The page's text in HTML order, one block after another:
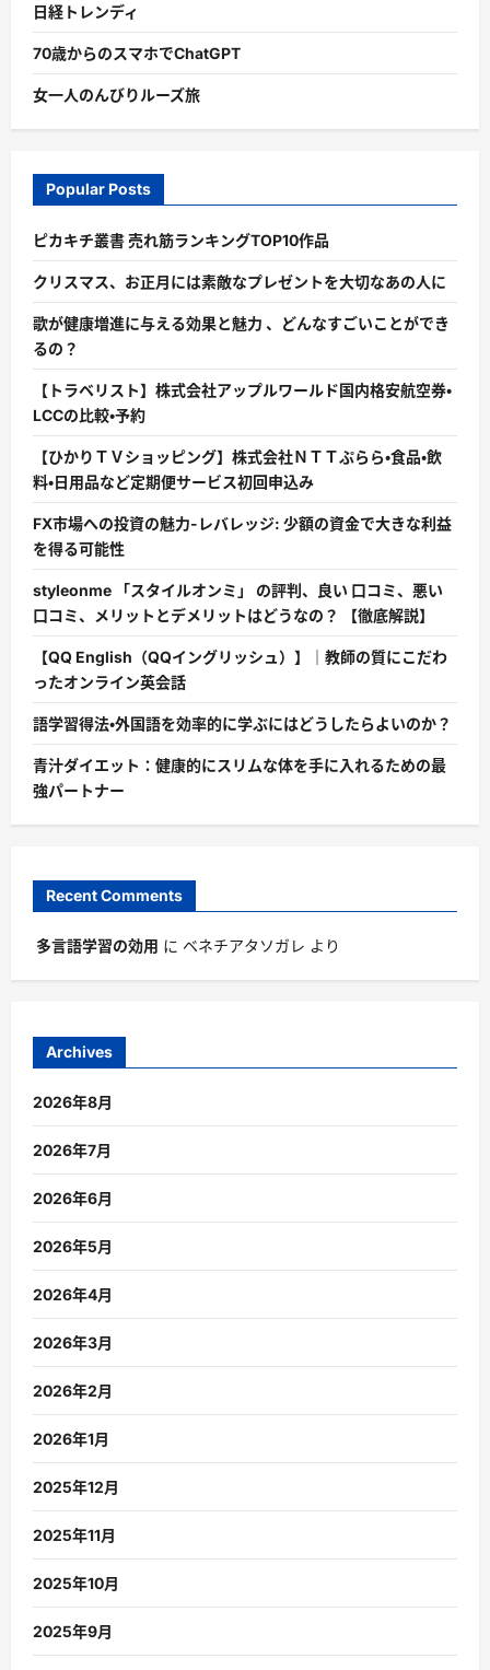
日経トレンディ
70歳からのスマホでChatGPT
女一人のんびりルーズ旅
Popular Posts
ピカキチ叢書 売れ筋ランキングTOP10作品
クリスマス、お正月には素敵なプレゼントを大切なあの人に
歌が健康増進に与える効果と魅力 、どんなすごいことができ
るの？
【トラベリスト】株式会社アップルワールド国内格安航空券・
LCCの比較・予約
【ひかりＴＶショッピング】株式会社ＮＴＴぷらら・食品・飲
料・日用品など定期便サービス初回申込み
FX市場への投資の魅力-レバレッジ: 少額の資金で大きな利益
を得る可能性
styleonme 「スタイルオンミ」 の評判、良い 口コミ、悪い
口コミ、メリットとデメリットはどうなの？ 【徹底解説】
【QQ English（QQイングリッシュ）】｜教師の質にこだわ
ったオンライン英会話
語学習得法・外国語を効率的に学ぶにはどうしたらよいのか？
青汁ダイエット：健康的にスリムな体を手に入れるための最
強パートナー
Recent Comments
多言語学習の効用 に ベネチアタソガレ より
Archives
2026年8月
2026年7月
2026年6月
2026年5月
2026年4月
2026年3月
2026年2月
2026年1月
2025年12月
2025年11月
2025年10月
2025年9月